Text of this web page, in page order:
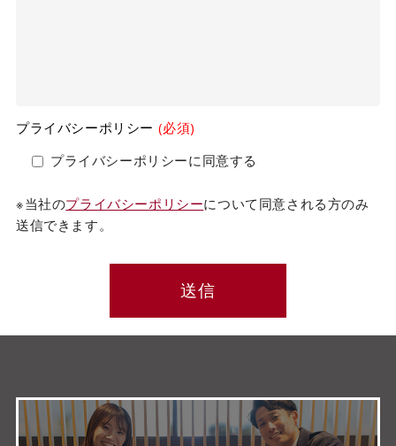
プライバシーポリシー (必須)
プライバシーポリシーに同意する
※当社のプライバシーポリシーについて同意される方のみ
送信できます。